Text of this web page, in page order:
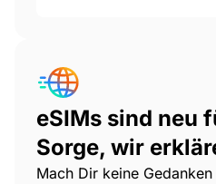
eSIMs sind neu
Sorge, wir
Mach Dir keine